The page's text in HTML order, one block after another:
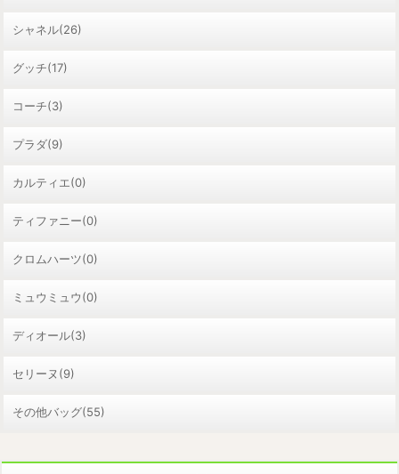
シャネル(26)
グッチ(17)
コーチ(3)
プラダ(9)
カルティエ(0)
ティファニー(0)
クロムハーツ(0)
ミュウミュウ(0)
ディオール(3)
セリーヌ(9)
その他バッグ(55)